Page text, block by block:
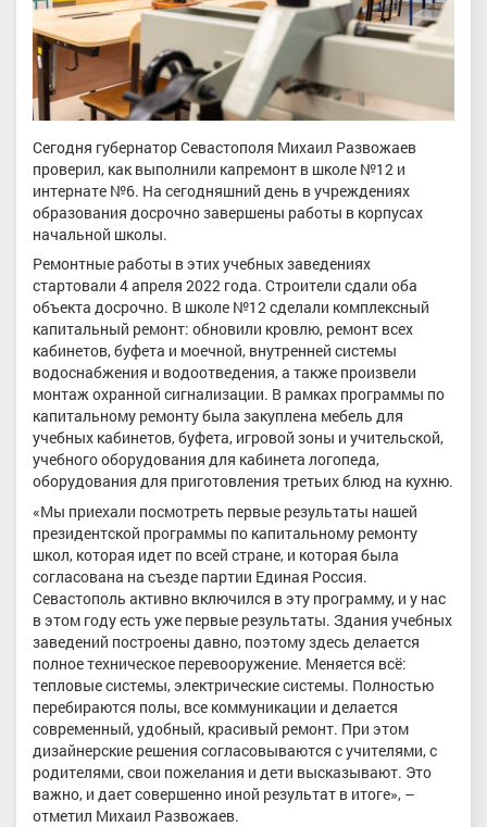
Сегодня губернатор Севастополя Михаил Развожаев
проверил, как выполнили капремонт в школе №12 и
интернате №6. На сегодняшний день в учреждениях
образования досрочно завершены работы в корпусах
начальной школы.
Ремонтные работы в этих учебных заведениях
стартовали 4 апреля 2022 года. Строители сдали оба
объекта досрочно. В школе №12 сделали комплексный
капитальный ремонт: обновили кровлю, ремонт всех
кабинетов, буфета и моечной, внутренней системы
водоснабжения и водоотведения, а также произвели
монтаж охранной сигнализации. В рамках программы по
капитальному ремонту была закуплена мебель для
учебных кабинетов, буфета, игровой зоны и учительской,
учебного оборудования для кабинета логопеда,
оборудования для приготовления третьих блюд на кухню.
«Мы приехали посмотреть первые результаты нашей
президентской программы по капитальному ремонту
школ, которая идет по всей стране, и которая была
согласована на съезде партии Единая Россия.
Севастополь активно включился в эту программу, и у нас
в этом году есть уже первые результаты. Здания учебных
заведений построены давно, поэтому здесь делается
полное техническое перевооружение. Меняется всё:
тепловые системы, электрические системы. Полностью
перебираются полы, все коммуникации и делается
современный, удобный, красивый ремонт. При этом
дизайнерские решения согласовываются с учителями, с
родителями, свои пожелания и дети высказывают. Это
важно, и дает совершенно иной результат в итоге», –
отметил Михаил Развожаев.